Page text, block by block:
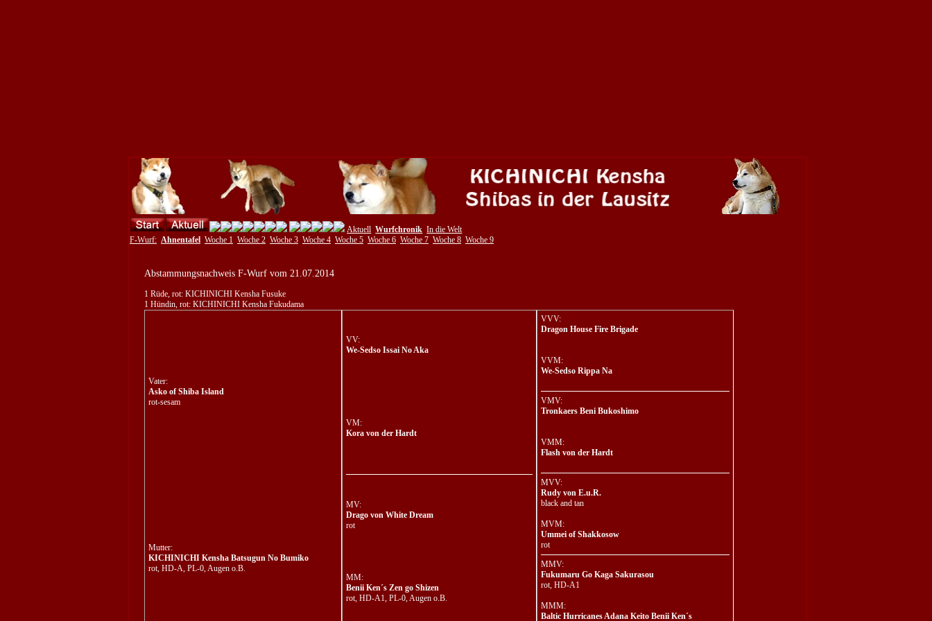
Aktuell Wurfchronik In die Welt
F-Wurf: Ahnentafel Woche 1 Woche 2 Woche 3 Woche 4 Woche 5 Woche 6 Woche 7 Woche 8 Woche 9
Abstammungsnachweis F-Wurf vom 21.07.2014
1 Rüde, rot: KICHINICHI Kensha Fusuke
1 Hündin, rot: KICHINICHI Kensha Fukudama
Vater:
Asko of Shiba Island
rot-sesam
Mutter:
KICHINICHI Kensha Batsugun No Bumiko
rot, HD-A, PL-0, Augen o.B.
VV:
We-Sedso Issai No Aka
VM:
Kora von der Hardt
MV:
Drago von White Dream
rot
MM:
Benii Ken´s Zen go Shizen
rot, HD-A1, PL-0, Augen o.B.
VVV:
Dragon House Fire Brigade
VVM:
We-Sedso Rippa Na
VMV:
Tronkaers Beni Bukoshimo
VMM:
Flash von der Hardt
MVV:
Rudy von E.u.R.
black and tan
MVM:
Ummei of Shakkosow
rot
MMV:
Fukumaru Go Kaga Sakurasou
rot, HD-A1
MMM:
Baltic Hurricanes Adana Keito Benii Ken´s